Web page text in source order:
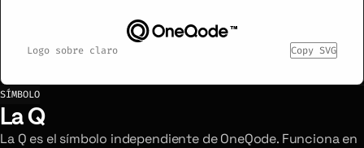
Logo sobre claro Copy SVG
SÍMBOLO
La Q
La Q es el símbolo independiente de OneQode. Funciona en